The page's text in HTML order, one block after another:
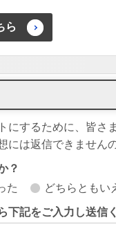
ら
にするために、皆さ
は返信できません
？
た どちらともい
下記をご入力し送信